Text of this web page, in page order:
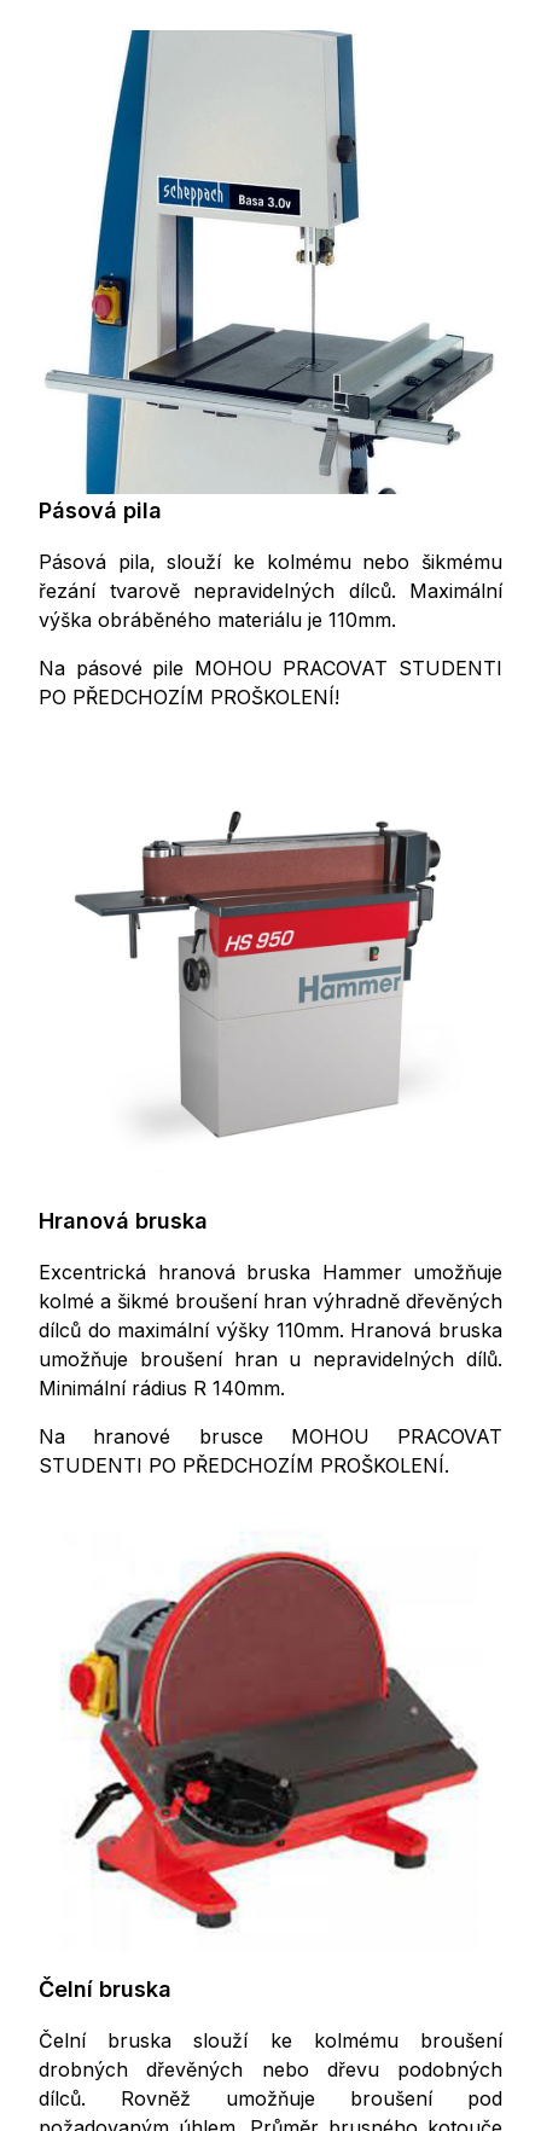
Pásová pila
Pásová pila, slouží ke kolmému nebo šikmému
řezání tvarově nepravidelných dílců. Maximální
výška obráběného materiálu je 110mm.
Na pásové pile MOHOU PRACOVAT STUDENTI
PO PŘEDCHOZÍM PROŠKOLENÍ!
Hranová bruska
Excentrická hranová bruska Hammer umožňuje
kolmé a šikmé broušení hran výhradně dřevěných
dílců do maximální výšky 110mm. Hranová bruska
umožňuje broušení hran u nepravidelných dílů.
Minimální rádius R 140mm.
Na hranové brusce MOHOU PRACOVAT
STUDENTI PO PŘEDCHOZÍM PROŠKOLENÍ.
Čelní bruska
Čelní bruska slouží ke kolmému broušení
drobných dřevěných nebo dřevu podobných
dílců. Rovněž umožňuje broušení pod